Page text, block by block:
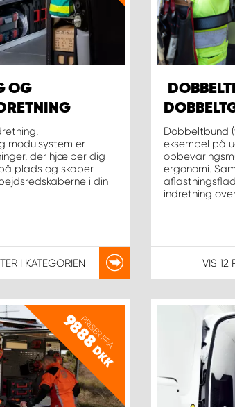
OG
modulsystem er
der hjælper dig
plads og skaber
i din
I KATEGORIEN
Dobbeltbund
eksempel på
ergonomi.
indretning
VIS12
PRISER FRA
9888
DKK